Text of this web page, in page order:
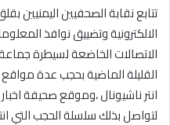
تتابع نقابة الصحفيين اليمنيين
الالكترونية وتضييق نوافذ
الاتصالات الخاضعة لسيطرة
انتر ناشيونال ،وموقع صحيفة
لتواصل بذلك سلسلة الحجب التي